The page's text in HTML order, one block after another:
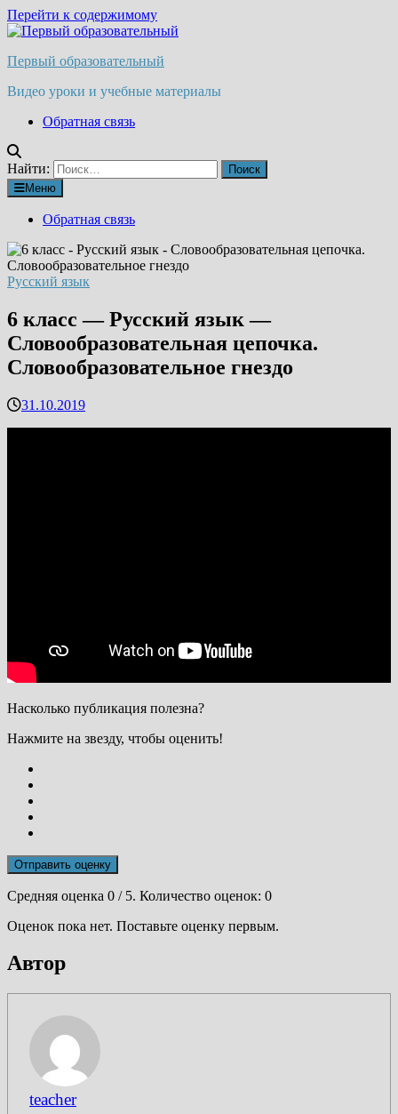
Перейти к содержимому
Первый образовательный
Видео уроки и учебные материалы
Обратная связь
Найти:
Меню
Обратная связь
Русский язык
6 класс — Русский язык —
Словообразовательная цепочка.
Словообразовательное гнездо
31.10.2019
Насколько публикация полезна?
Нажмите на звезду, чтобы оценить!
Отправить оценку
Средняя оценка 0 / 5. Количество оценок: 0
Оценок пока нет. Поставьте оценку первым.
Автор
teacher